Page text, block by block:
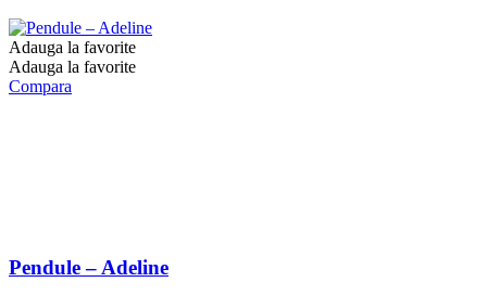
Adauga la favorite
Adauga la favorite
Compara
Pendule – Adeline